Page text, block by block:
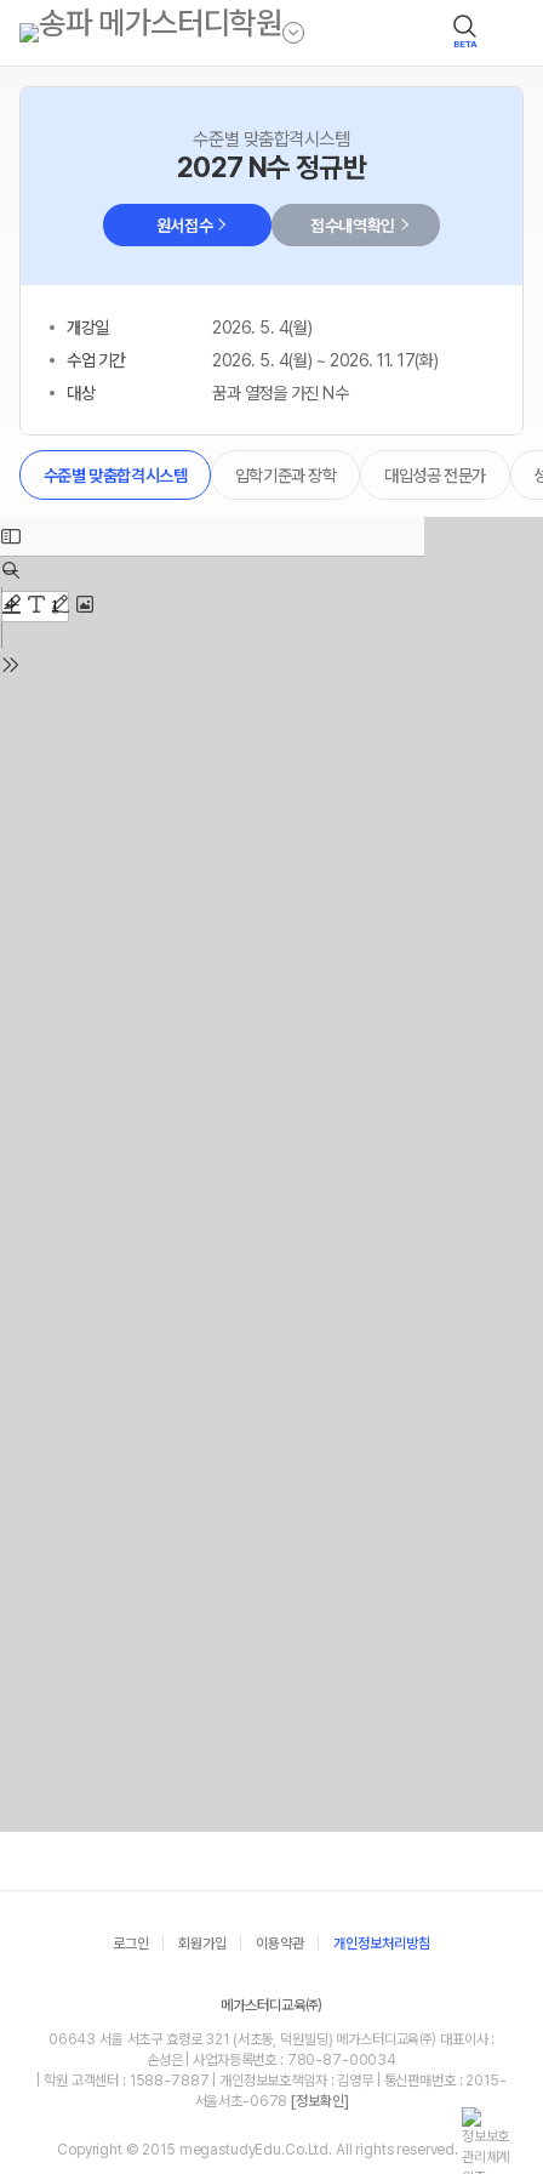
BETA
수준별 맞춤합격시스템
2027 N수 정규반
원서접수 접수내역확인
개강일
2026. 5. 4(월)
수업 기간
2026. 5. 4(월) ~ 2026. 11. 17(화)
대상
꿈과 열정을 가진 N수
수준별 맞춤합격시스템 입학기준과 장학 대입성공 전문가
로그인 회원가입 이용약관 개인정보처리방침
메가스터디교육㈜
06643 서울 서초구 효령로 321 (서초동, 덕원빌딩) 메가스터디교육㈜ 대표이사 :
손성은 | 사업자등록번호 : 780-87-00034
| 학원 고객센터 : 1588-7887 | 개인정보보호책임자 : 김영무 | 통신판매번호 : 2015-
서울서초-0678 [정보확인]
Copyright © 2015 megastudyEdu.Co.Ltd. All rights reserved.